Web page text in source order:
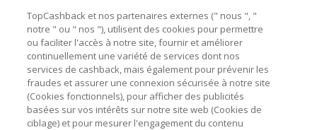
La validité et le montant du cashback sont calculés par les
marchands sur le montant hors TVA/taxes et hors frais de
livraison/d’emballage/de service.
L'utilisation de plugins tels que Honey, AdBlock, uBlock, Pi-
hole et VPN peut bloquer le suivi de votre commande.
Pour chaque nouvelle transaction, il faut revenir sur
TopCashback et cliquer sur le bouton rose de cashback
Astuces pour économiser
A propos de
Contactez-nous
TopCashback et nos partenaires externes (" nous ", "
notre " ou " nos "), utilisent des cookies pour permettre
ou faciliter l'accès à notre site, fournir et améliorer
continuellement une variété de services dont nos
services de cashback, mais également pour prévenir les
fraudes et assurer une connexion sécurisée à notre site
(Cookies fonctionnels), pour afficher des publicités
basées sur vos intérêts sur notre site web (Cookies de
ciblage) et pour mesurer l'engagement du contenu